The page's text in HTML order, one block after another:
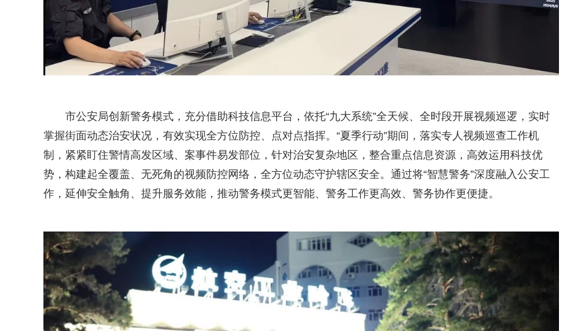
市公安局创新警务模式，充分借助科技信息平台，依托“九大系统”全天候、全时段开展视频巡逻，实时
掌握街面动态治安状况，有效实现全方位防控、点对点指挥。“夏季行动”期间，落实专人视频巡查工作机
制，紧紧盯住警情高发区域、案事件易发部位，针对治安复杂地区，整合重点信息资源，高效运用科技优
势，构建起全覆盖、无死角的视频防控网络，全方位动态守护辖区安全。通过将“智慧警务”深度融入公安工
作，延伸安全触角、提升服务效能，推动警务模式更智能、警务工作更高效、警务协作更便捷。